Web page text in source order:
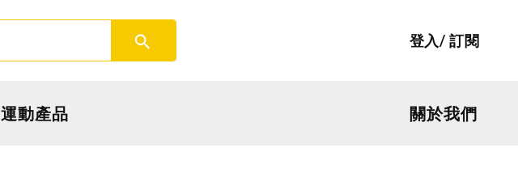
登入 訂閱
運動產品 關於我們
確定